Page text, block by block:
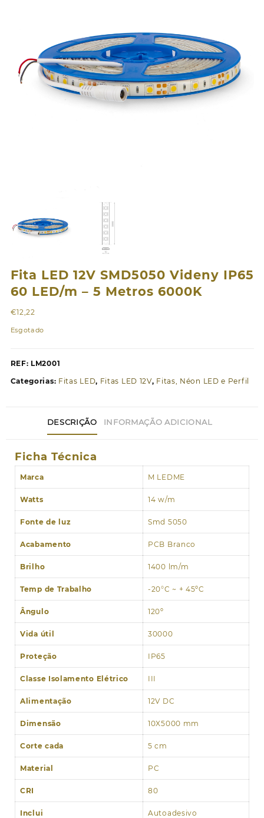
Fita LED 12V SMD5050 Videny IP65
60 LED/m – 5 Metros 6000K
€12,22
Esgotado
REF: LM2001
Categorias: Fitas LED, Fitas LED 12V, Fitas, Néon LED e Perfil
DESCRIÇÃO INFORMAÇÃO ADICIONAL
Ficha Técnica
Marca M LEDME
Watts 14 w/m
Fonte de luz Smd 5050
Acabamento PCB Branco
Brilho 1400 lm/m
Temp de Trabalho -20°C ~ + 45ºC
Ângulo 120º
Vida útil 30000
Proteção IP65
Classe Isolamento Elétrico III
Alimentação 12V DC
Dimensão 10X5000 mm
Corte cada 5 cm
Material PC
CRI 80
Inclui Autoadesivo